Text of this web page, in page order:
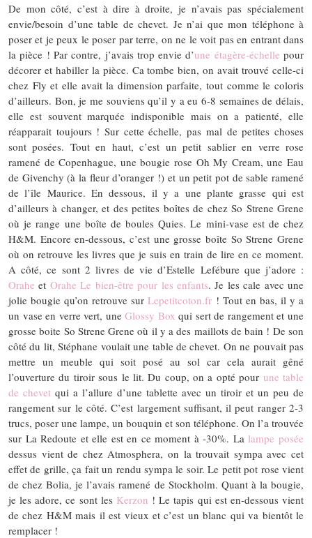
De mon côté, c’est à dire à droite, je n’avais pas spécialement
envie/besoin d’une table de chevet. Je n’ai que mon téléphone à
poser et je peux le poser par terre, on ne le voit pas en entrant dans
la pièce ! Par contre, j’avais trop envie d’une étagère-échelle pour
décorer et habiller la pièce. Ca tombe bien, on avait trouvé celle-ci
chez Fly et elle avait la dimension parfaite, tout comme le coloris
d’ailleurs. Bon, je me souviens qu’il y a eu 6-8 semaines de délais,
elle est souvent marquée indisponible mais on a patienté, elle
réapparait toujours ! Sur cette échelle, pas mal de petites choses
sont posées. Tout en haut, c’est un petit sablier en verre rose
ramené de Copenhague, une bougie rose Oh My Cream, une Eau
de Givenchy (à la fleur d’oranger !) et un petit pot de sable ramené
de l’île Maurice. En dessous, il y a une plante grasse qui est
d’ailleurs à changer, et des petites boîtes de chez So Strene Grene
où je range une boîte de boules Quies. Le mini-vase est de chez
H&M. Encore en-dessous, c’est une grosse boîte So Strene Grene
où on retrouve les livres que je suis en train de lire en ce moment.
A côté, ce sont 2 livres de vie d’Estelle Lefébure que j’adore :
Orahe et Orahe Le bien-être pour les enfants. Je les cale avec une
jolie bougie qu’on retrouve surLepetitcoton.fr ! Tout en bas, il y a
un vase en verre vert, uneGlossy Box qui sert de rangement et une
grosse boite So Strene Grene où il y a des maillots de bain ! De son
côté du lit, Stéphane voulait une table de chevet. On ne pouvait pas
mettre un meuble qui soit posé au sol car cela aurait gêné
l’ouverture du tiroir sous le lit. Du coup, on a opté pour une table
de chevet qui a l’allure d’une tablette avec un tiroir et un peu de
rangement sur le côté. C’est largement suffisant, il peut ranger 2-3
trucs, poser une lampe, un bouquin et son téléphone. On l’a trouvée
sur La Redoute et elle est en ce moment à -30%. La lampe posée
dessus vient de chez Atmosphera, on la trouvait sympa avec cet
effet de grille, ça fait un rendu sympa le soir. Le petit pot rose vient
de chez Bolia, je l’avais ramené de Stockholm. Quant à la bougie,
je les adore, ce sont les Kerzon ! Le tapis qui est en-dessous vient
de chez H&M mais il est vieux et c’est un blanc qui va bientôt le
remplacer !